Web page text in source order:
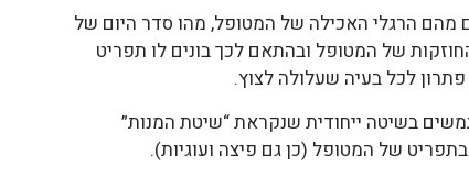
מהם הרגלי האכילה של המטופל, מהו סדר היום של
של המטופל ובהתאם לכך בונים לו תפריט
לכל בעיה שעלולה לצוץ.
בשיטה ייחודית שנקראת “שיטת המנות”
של המטופל (כן גם פיצה ועוגיות).